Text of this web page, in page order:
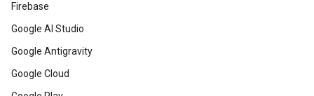
Firebase
Google AI Studio
Google Antigravity
Google Cloud